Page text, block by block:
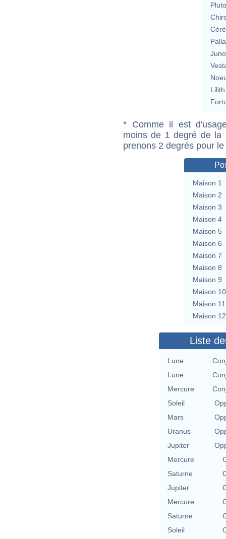
Lilith
* Comme il est
moins de 1 degré de la
prenons 2 degrés pour
Maison 1
Maison 2
Maison 3
Maison 4
Maison 5
Maison 6
Maison 7
Maison 8
Maison 9
Maison 10
Maison 11
Maison 12
Liste
Lune
Lune
Mercure
Soleil
Mars
Uranus
Jupiter
Mercure
Saturne
Jupiter
Mercure
Saturne
Soleil